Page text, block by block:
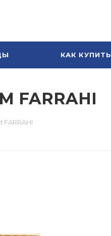
КАК КУПИТЬ
FARRAHI
FARRAHI